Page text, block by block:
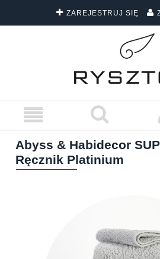
ZAREJESTRUJ SIĘ
DARMOWA DOSTAWA WSZYSTKICH
Abyss & Habidecor
Ręcznik Platinium